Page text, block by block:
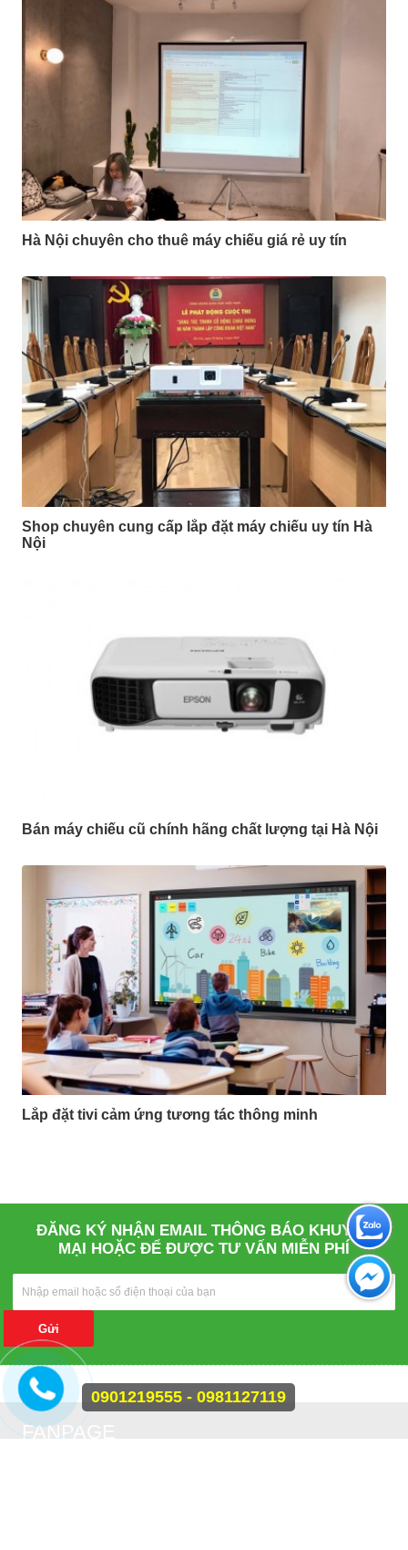
Hà Nội chuyên cho thuê máy chiếu giá rẻ uy tín
Shop chuyên cung cấp lắp đặt máy chiếu uy tín Hà
Nội
Bán máy chiếu cũ chính hãng chất lượng tại Hà Nội
Lắp đặt tivi cảm ứng tương tác thông minh
ĐĂNG KÝ NHẬN EMAIL THÔNG BÁO KHUYẾN
MẠI HOẶC ĐỂ ĐƯỢC TƯ VẤN MIỄN PHÍ
Gửi
FANPAGE
0901219555 - 0981127119